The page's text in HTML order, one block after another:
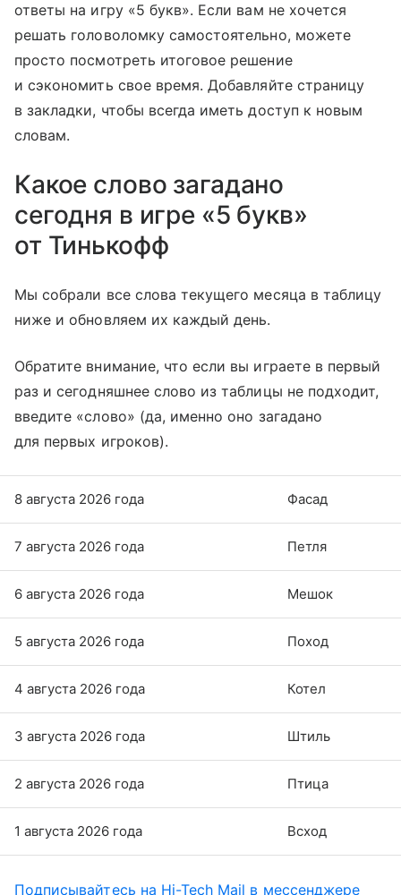
ответы на игру «5 букв». Если вам не хочется
решать головоломку самостоятельно, можете
просто посмотреть итоговое решение
и сэкономить свое время. Добавляйте страницу
в закладки, чтобы всегда иметь доступ к новым
словам.
Какое слово загадано
сегодня в игре «5 букв»
от Тинькофф
Мы собрали все слова текущего месяца в таблицу
ниже и обновляем их каждый день.
Обратите внимание, что если вы играете в первый
раз и сегодняшнее слово из таблицы не подходит,
введите «слово» (да, именно оно загадано
для первых игроков).
8 августа 2026 года Фасад
7 августа 2026 года Петля
6 августа 2026 года Мешок
5 августа 2026 года Поход
4 августа 2026 года Котел
3 августа 2026 года Штиль
2 августа 2026 года Птица
1 августа 2026 года Всход
Подписывайтесь на Hi-Tech Mail в мессенджере